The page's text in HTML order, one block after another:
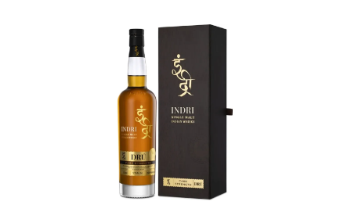
Bildergalerie überspringen